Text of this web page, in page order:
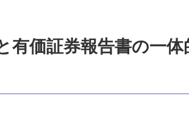
有価証券報告書の一